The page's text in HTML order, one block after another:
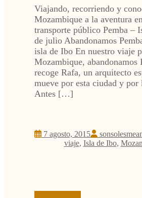
Viajando, recorriendo y
Mozambique a la aventura
transporte público Pemba –
de julio Abandonamos
isla de Ibo En nuestro viaje
Mozambique, abandonamos
recoge Rafa, un arquitecto
mueve por esta ciudad y por
Antes […]
7 agosto, 2015
viaje, Isla de Ibo,